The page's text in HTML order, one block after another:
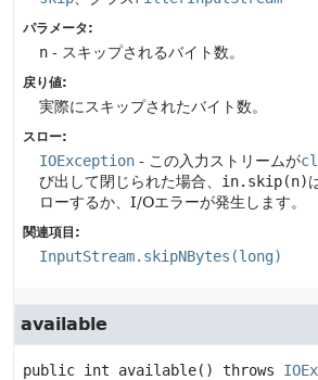
パラメータ:
n - スキップされるバイト数。
戻り値:
実際にスキップされたバイト数。
スロー:
IOException - この入力ストリームが
び出して閉じられた場合、 in.skip(n)
ローするか、I/Oエラーが発生します。
関連項目:
InputStream.skipNBytes(long)
available
public int available() throws